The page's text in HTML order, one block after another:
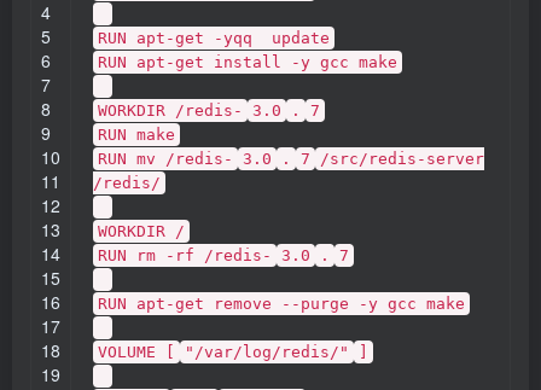
4
5
6
7
8
9
10
11
12
13
14
15
16
17
18
19
RUN apt-get -yqq update
RUN apt-get install -y gcc make
WORKDIR /redis- 3.0 .
7
RUN make
RUN mv /redis-
3.0 . 7
/src/redis-server
/redis/
WORKDIR /
RUN rm -rf /redis-
3.0 . 7
RUN apt-get remove --purge -y gcc make
VOLUME [ "/var/log/redis/"